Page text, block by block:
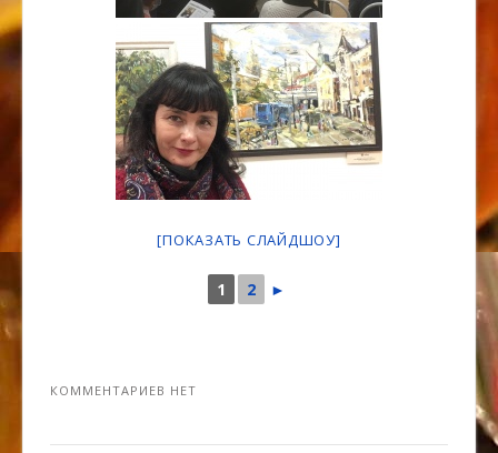
[ПОКАЗАТЬ СЛАЙДШОУ]
1 2 ►
КОММЕНТАРИЕВ НЕТ